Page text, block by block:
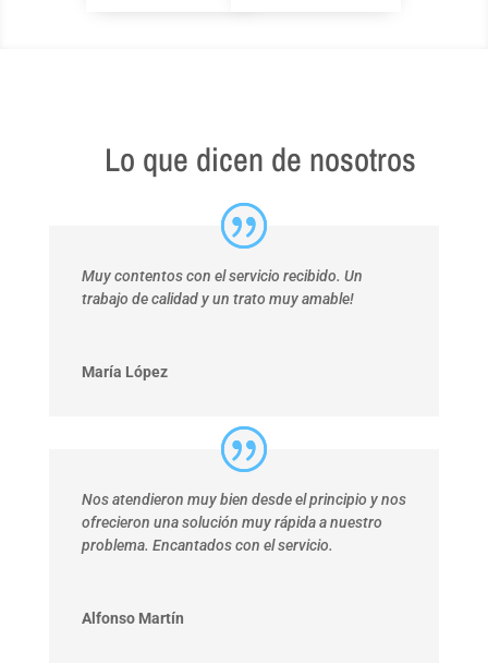
Lo que dicen de nosotros
Muy contentos con el servicio recibido. Un
trabajo de calidad y un trato muy amable!
María López
Nos atendieron muy bien desde el principio y nos
ofrecieron una solución muy rápida a nuestro
problema. Encantados con el servicio.
Alfonso Martín